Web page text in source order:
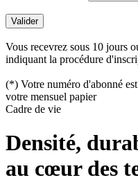
Vous recevrez sous 10 jours
indiquant la procédure
(*) Votre numéro d'abonné
votre mensuel papier
Cadre de vie
Densité,
au cœur des